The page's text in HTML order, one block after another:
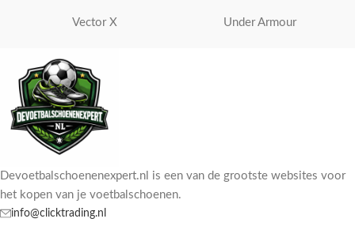
Vector X Under Armour
Devoetbalschoenenexpert.nl is een van de grootste websites voor
het kopen van je voetbalschoenen.
info@clicktrading.nl